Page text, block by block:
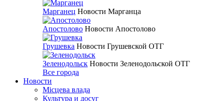
Марганец Новости Марганца
Апостолово Новости Апостолово
Грушевка Новости Грушевской ОТГ
Зеленодольск Новости Зеленодольской ОТГ
Все города
Новости
Місцева влада
Культура и досуг